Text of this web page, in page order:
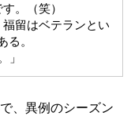
。（笑）
留はベテランとい
る。
」
、異例のシーズン